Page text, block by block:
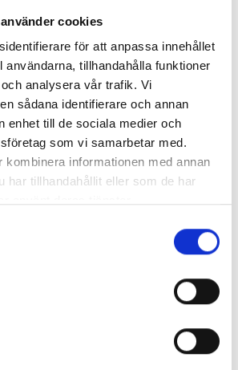
cookies
för att anpassa innehållet
användarna, tillhandahålla funktioner
analysera vår trafik. Vi
sådana identifierare och annan
enhet till de sociala medier och
som vi samarbetar med.
kombinera informationen med annan
har tillhandahållit eller som de har
på jobbet med Anders